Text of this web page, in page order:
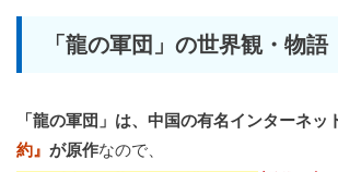
「龍の軍団」の世界観・物語
「龍の軍団」は、中国の有名インターネッ
約』 が原作なので、